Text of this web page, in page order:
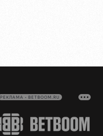
РЕКЛАМА • BETBOOM.RU